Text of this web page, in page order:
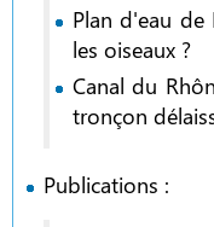
Plan d'eau
les oiseaux ?
Canal du
tronçon
Publications :